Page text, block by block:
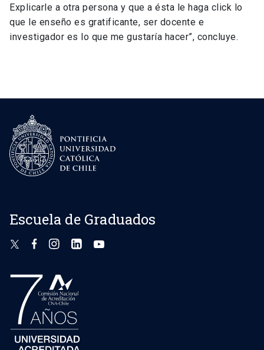
Explicarle a otra persona y que a ésta le haga click lo
que le enseño es gratificante, ser docente e
investigador es lo que me gustaría hacer”, concluye.
Escuela de Graduados